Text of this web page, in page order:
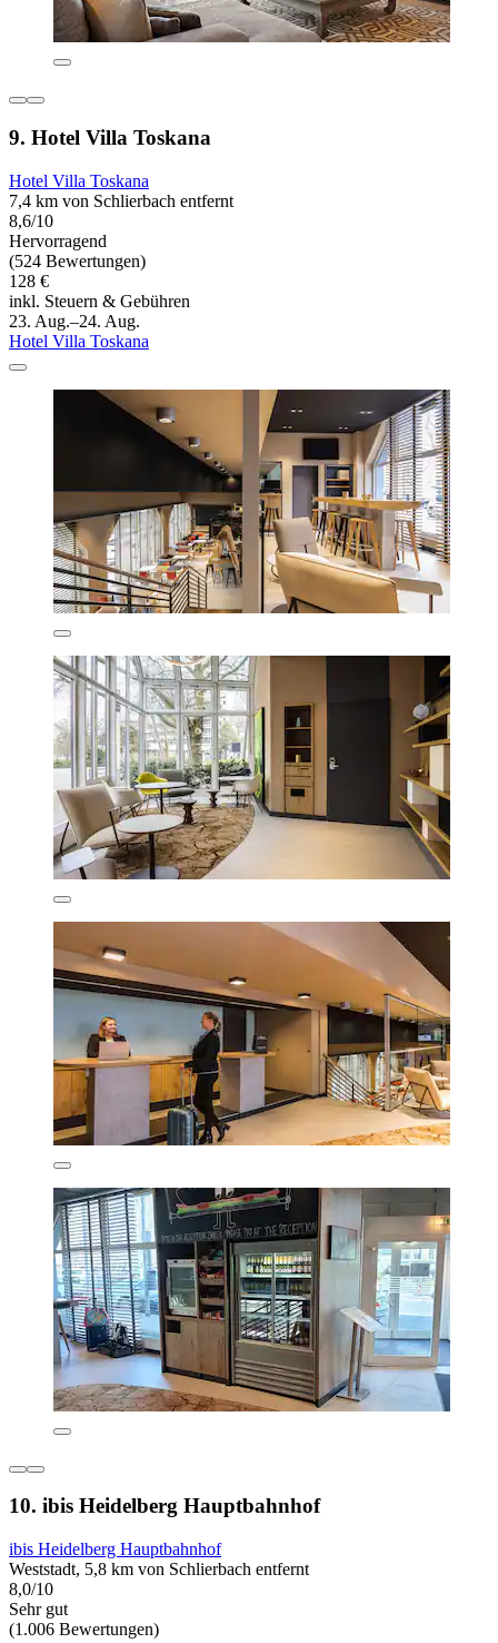
9. Hotel Villa Toskana
Hotel Villa Toskana
7,4 km von Schlierbach entfernt
8,6/10
Hervorragend
(524 Bewertungen)
128 €
inkl. Steuern & Gebühren
23. Aug.–24. Aug.
Hotel Villa Toskana
10. ibis Heidelberg Hauptbahnhof
ibis Heidelberg Hauptbahnhof
Weststadt, 5,8 km von Schlierbach entfernt
8,0/10
Sehr gut
(1.006 Bewertungen)